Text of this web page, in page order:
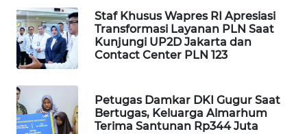
Staf Khusus Wapres RI Apresiasi
Transformasi Layanan PLN Saat
Kunjungi UP2D Jakarta dan
Contact Center PLN 123
Petugas Damkar DKI Gugur Saat
Bertugas, Keluarga Almarhum
Terima Santunan Rp344 Juta
PERSONA
WAHANA
OTOMOTIF
WAHANA
HEALTH